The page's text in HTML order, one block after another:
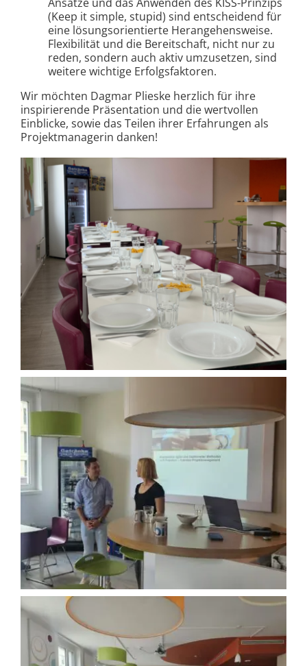
(Keep it simple, stupid) sind entscheidend für
eine lösungsorientierte Herangehensweise.
Flexibilität und die Bereitschaft, nicht nur zu
reden, sondern auch aktiv umzusetzen, sind
weitere wichtige Erfolgsfaktoren.
Wir möchten Dagmar Plieske herzlich für ihre
inspirierende Präsentation und die wertvollen
Einblicke, sowie das Teilen ihrer Erfahrungen als
Projektmanagerin danken!